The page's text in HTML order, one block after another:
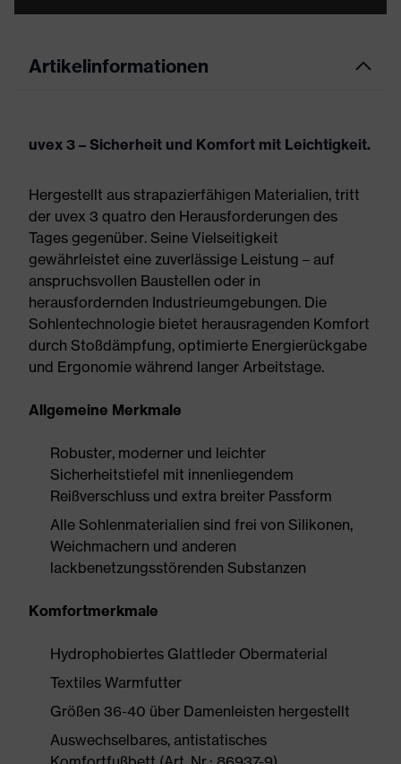
Artikelinformationen
uvex 3 – Sicherheit und Komfort mit Leichtigkeit.
Hergestellt aus strapazierfähigen Materialien, tritt
der uvex 3 quatro den Herausforderungen des
Tages gegenüber. Seine Vielseitigkeit
gewährleistet eine zuverlässige Leistung – auf
anspruchsvollen Baustellen oder in
herausfordernden Industrieumgebungen. Die
Sohlentechnologie bietet herausragenden Komfort
durch Stoßdämpfung, optimierte Energierückgabe
und Ergonomie während langer Arbeitstage.
Allgemeine Merkmale
Robuster, moderner und leichter
Sicherheitstiefel mit innenliegendem
Reißverschluss und extra breiter Passform
Alle Sohlenmaterialien sind frei von Silikonen,
Weichmachern und anderen
lackbenetzungsstörenden Substanzen
Komfortmerkmale
Hydrophobiertes Glattleder Obermaterial
Textiles Warmfutter
Größen 36-40 über Damenleisten hergestellt
Auswechselbares, antistatisches